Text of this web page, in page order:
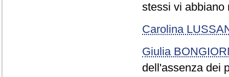
stessi vi abbiano
Carolina
Giulia
dell'assenza dei